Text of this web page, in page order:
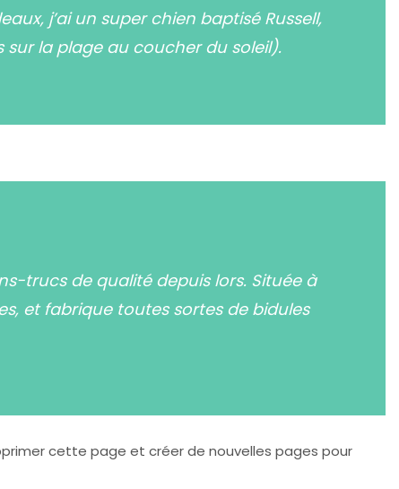
j’ai un super chien baptisé Russell,
sur la plage au coucher du soleil).
trucs de qualité depuis lors. Située à
et fabrique toutes sortes de bidules
cette page et créer de nouvelles pages pour